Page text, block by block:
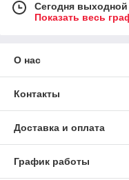
Сегодня выходной
Показать весь
О нас
Контакты
Доставка и оплата
График работы